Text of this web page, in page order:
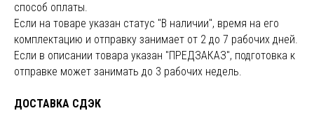
способ оплаты.
Если на товаре указан статус "В наличии", время на его
комплектацию и отправку занимает от 2 до 7 рабочих дней.
Если в описании товара указан "ПРЕДЗАКАЗ", подготовка к
отправке может занимать до 3 рабочих недель.
ДОСТАВКА СДЭК